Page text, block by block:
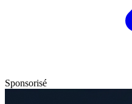
Sponsorisé